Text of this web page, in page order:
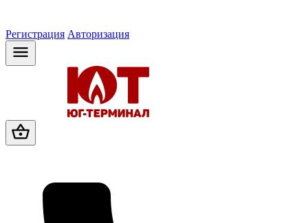
Регистрация Авторизация